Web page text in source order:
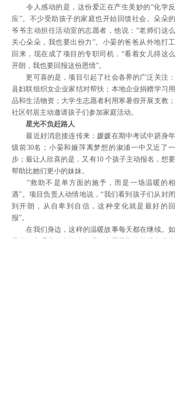
令人感动的是，这份爱正在产生美妙的“化学反
应”。不少受助孩子的家庭也开始回馈社会。朵朵的
爷爷主动担任活动室的志愿者，他说：“老师们这么
关心朵朵，我也要出份力”。小晏的爸爸从外地打工
回来，现在成了项目的专职司机，“看着女儿得这么
开朗，我也要回报这份恩情”。
更可喜的是，项目引起了社会各界的广泛关注：
县妇联组织女企业家结对帮扶；本地企业捐赠学习用
品和生活物资；大学生志愿者利用寒暑假开展支教；
社区邻居主动邀请孩子们参加家庭活动。
星光不负赶路人
最近好消息接连传来：媛媛在期中考试中跻身年
级前30名；小晏和娅萍离梦想的溆浦一中又近了一
步；最让人欣喜的是，又有10 个孩子主动报名，想要
帮助比她们更小的妹妹。
“救助不是单方面的施予，而是一场温暖的相
遇”。项目负责人动情地说，“我们看到孩子们从封闭
到开朗，从自卑到自信，这种变化就是最好的回
报”。
在我们身边，这样的温暖故事每天都在继续。如